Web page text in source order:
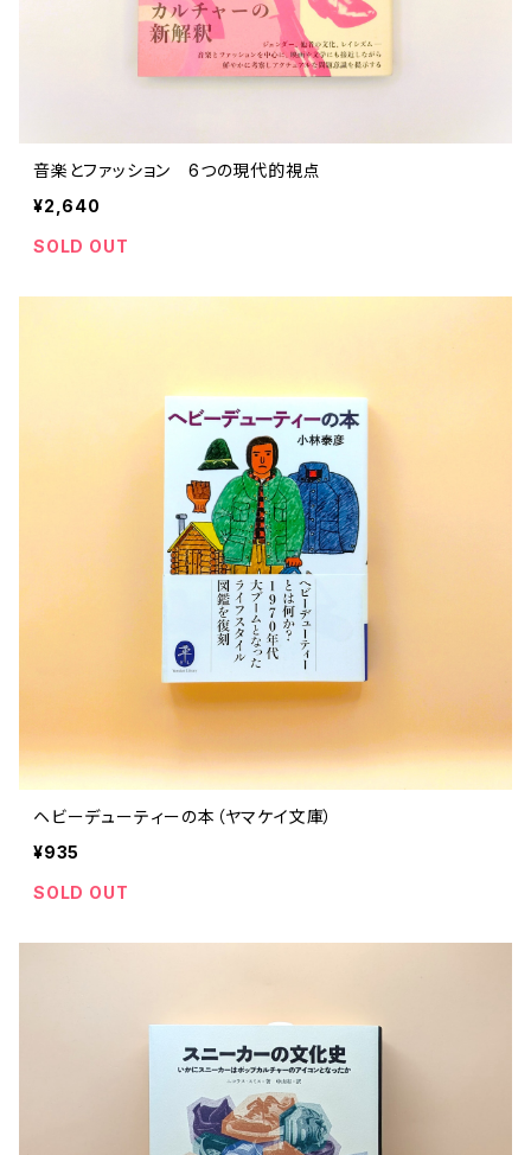
音楽とファッション 6つの現代的視点
¥2,640
SOLD OUT
ヘビーデューティーの本（ヤマケイ文庫）
¥935
SOLD OUT